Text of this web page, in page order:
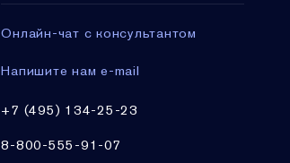
Онлайн-чат с консультантом
Напишите нам e-mail
+7 (495) 134-25-23
8-800-555-91-07